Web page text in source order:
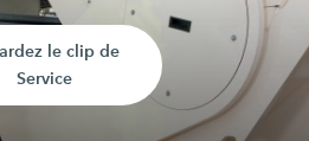
le clip de
Service